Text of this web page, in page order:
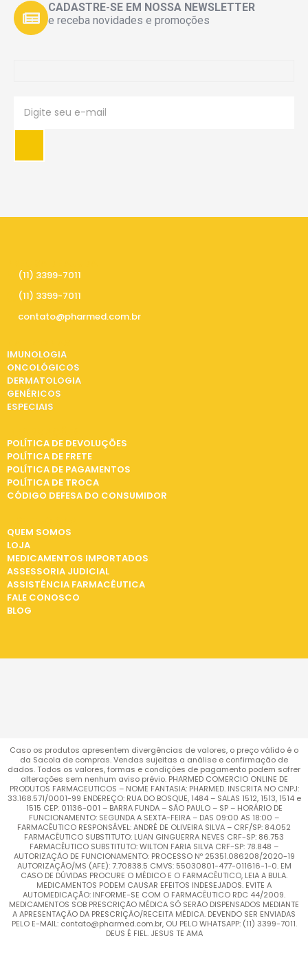
CADASTRE-SE EM NOSSA NEWSLETTER
e receba novidades e promoções
(11) 3399-7011
(11) 3399-7011
contato@pharmed.com.br
IMUNOLOGIA
ONCOLÓGICOS
DERMATOLOGIA
GENÉRICOS
ESPECIAIS
POLÍTICA DE DEVOLUÇÕES
POLÍTICA DE FRETE
POLÍTICA DE PAGAMENTOS
POLÍTICA DE TROCA
CÓDIGO DEFESA DO CONSUMIDOR
QUEM SOMOS
LOJA
MEDICAMENTOS IMPORTADOS
ASSESSORIA JUDICIAL
ASSISTÊNCIA FARMACÊUTICA
FALE CONOSCO
BLOG
Caso os produtos apresentem divergências de valores, o preço válido é o
da Sacola de compras. Vendas sujeitas a análise e confirmação de
dados. Todos os valores, formas e condições de pagamento podem sofrer
alterações sem nenhum aviso prévio. PHARMED COMERCIO ONLINE DE
PRODUTOS FARMACEUTICOS – NOME FANTASIA: PHARMED. INSCRITA NO CNPJ:
33.168.571/0001-99 ENDEREÇO: RUA DO BOSQUE, 1484 – SALAS 1512, 1513, 1514 e
1515 CEP: 01136-001 – BARRA FUNDA – SÃO PAULO – SP – HORÁRIO DE
FUNCIONAMENTO: SEGUNDA A SEXTA-FEIRA – DAS 09:00 AS 18:00 –
FARMACÊUTICO RESPONSÁVEL: ANDRÉ DE OLIVEIRA SILVA – CRF/SP: 84.052
FARMACÊUTICO SUBSTITUTO: LUAN GINGUERRA NEVES CRF-SP: 86.753
FARMACÊUTICO SUBSTITUTO: WILTON FARIA SILVA CRF-SP: 78.848 –
AUTORIZAÇÃO DE FUNCIONAMENTO: PROCESSO Nº 25351.086208/2020-19
AUTORIZAÇÃO/MS (AFE): 7.70838.5 CMVS: 55030801-477-011616-1-0. EM
CASO DE DÚVIDAS PROCURE O MÉDICO E O FARMACÊUTICO, LEIA A BULA.
MEDICAMENTOS PODEM CAUSAR EFEITOS INDESEJADOS. EVITE A
AUTOMEDICAÇÃO: INFORME-SE COM O FARMACÊUTICO RDC 44/2009.
MEDICAMENTOS SOB PRESCRIÇÃO MÉDICA SÓ SERÃO DISPENSADOS MEDIANTE
A APRESENTAÇÃO DA PRESCRIÇÃO/RECEITA MÉDICA. DEVENDO SER ENVIADAS
PELO E-MAIL: contato@pharmed.com.br, OU PELO WHATSAPP: (11) 3399-7011.
DEUS É FIEL. JESUS TE AMA